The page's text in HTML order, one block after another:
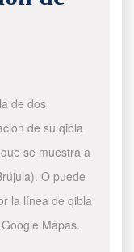
de dos
de su qibla
se muestra a
O puede
la línea de qibla
Mapas.